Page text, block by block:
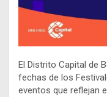
El Distrito Capital de
fechas de los
eventos que reflejan